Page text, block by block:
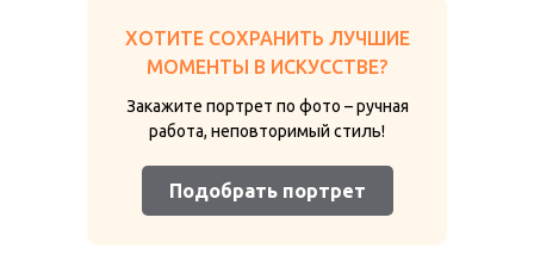
ХОТИТЕ СОХРАНИТЬ ЛУЧШИЕ
МОМЕНТЫ В ИСКУССТВЕ?
Закажите портрет по фото – ручная
работа, неповторимый стиль!
Подобрать портрет